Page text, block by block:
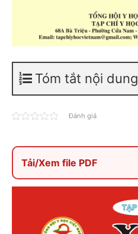
Tóm tắt nội dung
Đánh giá
Tải/Xem file PDF